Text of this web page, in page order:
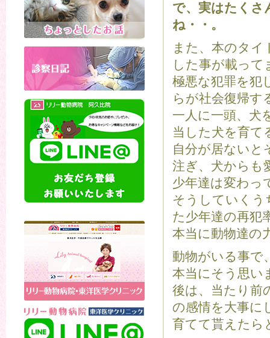
で、実はたくさ
ね・・。
また、本のタ
した事が載って
極悪な犯罪を犯
らが社会復帰す
一人に一頭、犬
当した犬を育て
自分が居ないと
注ぎ、犬からも
少年達は変わっ
そうしていくう
た少年達の再犯
本当に動物達の
動物がいる事で
本当にそう思い
後は、当たり前
の感情を大事に
育てて貰えたら